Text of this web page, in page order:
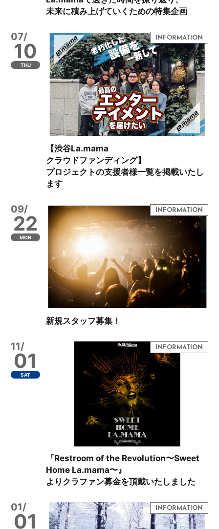
未来に積み上げていくための特集企画
07/
10
THU
【渋谷La.mama
クラウドファンディング】
プロジェクトの支援者様一覧を掲載いたし
ます
09/
22
MON
新規スタッフ募集！
11/
01
SAT
『Restroom of the Revolution〜Sweet
Home La.mama〜』
よりクラファン募金を頂戴いたしました
01/
01